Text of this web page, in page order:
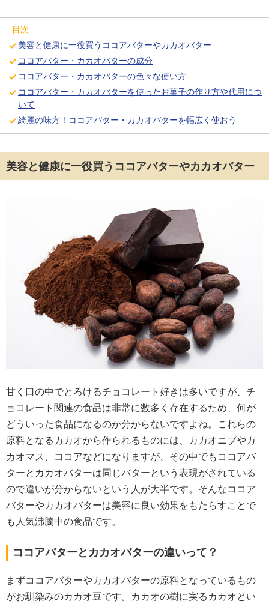
目次
美容と健康に一役買うココアバターやカカオバター
ココアバター・カカオバターの成分
ココアバター・カカオバターの色々な使い方
ココアバター・カカオバターを使ったお菓子の作り方や代用につ
いて
綺麗の味方！ココアバター・カカオバターを幅広く使おう
美容と健康に一役買うココアバターやカカオバター
甘く口の中でとろけるチョコレート好きは多いですが、チ
ョコレート関連の食品は非常に数多く存在するため、何が
どういった食品になるのか分からないですよね。これらの
原料となるカカオから作られるものには、カカオニブやカ
カオマス、ココアなどになりますが、その中でもココアバ
ターとカカオバターは同じバターという表現がされている
ので違いが分からないという人が大半です。そんなココア
バターやカカオバターは美容に良い効果をもたらすことで
も人気沸騰中の食品です。
ココアバターとカカオバターの違いって？
まずココアバターやカカオバターの原料となっているもの
がお馴染みのカカオ豆です。カカオの樹に実るカカオとい